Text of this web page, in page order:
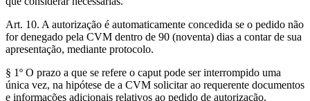
Art. 10. A autorização é automaticamente concedida se o pedido não
for denegado pela CVM dentro de 90 (noventa) dias a contar de sua
apresentação, mediante protocolo.
§ 1º O prazo a que se refere o caput pode ser interrompido uma
única vez, na hipótese de a CVM solicitar ao requerente documentos
e informações adicionais relativos ao pedido de autorização,